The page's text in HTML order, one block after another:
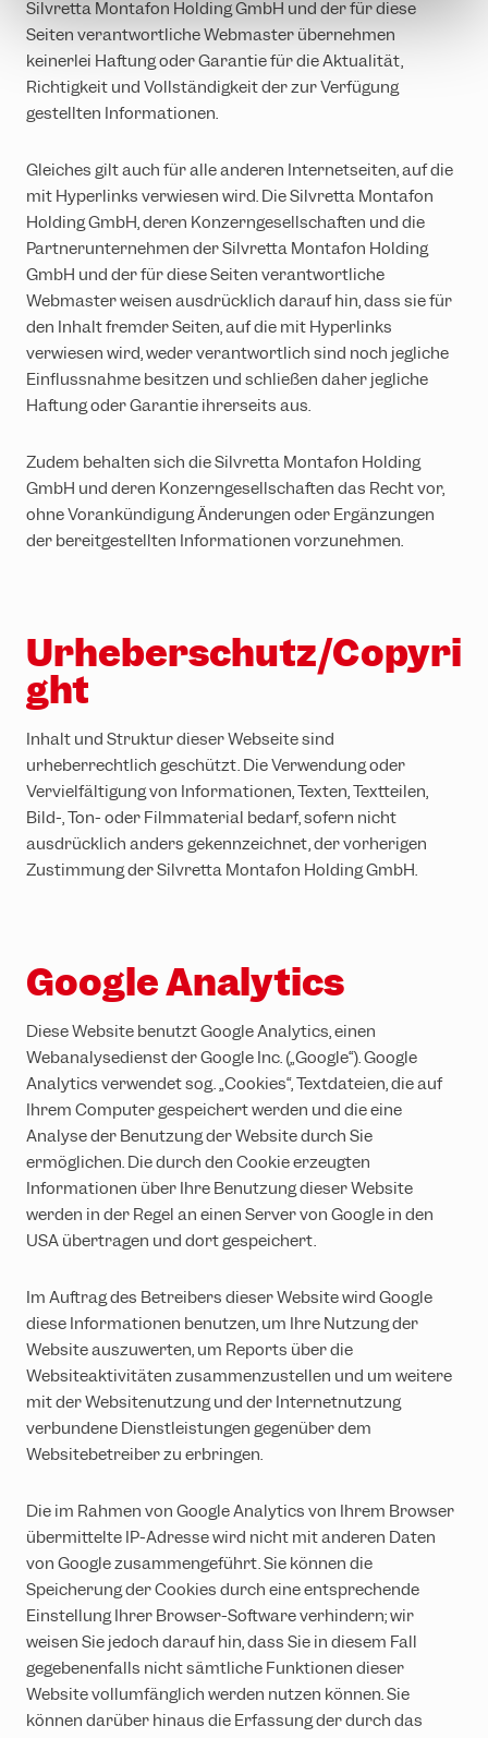
Silvretta Montafon Holding GmbH und der für diese
Seiten verantwortliche Webmaster übernehmen
keinerlei Haftung oder Garantie für die Aktualität,
Richtigkeit und Vollständigkeit der zur Verfügung
gestellten Informationen.
Gleiches gilt auch für alle anderen Internetseiten, auf die
mit Hyperlinks verwiesen wird. Die Silvretta Montafon
Holding GmbH, deren Konzerngesellschaften und die
Partnerunternehmen der Silvretta Montafon Holding
GmbH und der für diese Seiten verantwortliche
Webmaster weisen ausdrücklich darauf hin, dass sie für
den Inhalt fremder Seiten, auf die mit Hyperlinks
verwiesen wird, weder verantwortlich sind noch jegliche
Einflussnahme besitzen und schließen daher jegliche
Haftung oder Garantie ihrerseits aus.
Zudem behalten sich die Silvretta Montafon Holding
GmbH und deren Konzerngesellschaften das Recht vor,
ohne Vorankündigung Änderungen oder Ergänzungen
der bereitgestellten Informationen vorzunehmen.
Urheberschutz/Copyri
ght
Inhalt und Struktur dieser Webseite sind
urheberrechtlich geschützt. Die Verwendung oder
Vervielfältigung von Informationen, Texten, Textteilen,
Bild-, Ton- oder Filmmaterial bedarf, sofern nicht
ausdrücklich anders gekennzeichnet, der vorherigen
Zustimmung der Silvretta Montafon Holding GmbH.
Google Analytics
Diese Website benutzt Google Analytics, einen
Webanalysedienst der Google Inc. („Google“). Google
Analytics verwendet sog. „Cookies“, Textdateien, die auf
Ihrem Computer gespeichert werden und die eine
Analyse der Benutzung der Website durch Sie
ermöglichen. Die durch den Cookie erzeugten
Informationen über Ihre Benutzung dieser Website
werden in der Regel an einen Server von Google in den
USA übertragen und dort gespeichert.
Im Auftrag des Betreibers dieser Website wird Google
diese Informationen benutzen, um Ihre Nutzung der
Website auszuwerten, um Reports über die
Websiteaktivitäten zusammenzustellen und um weitere
mit der Websitenutzung und der Internetnutzung
verbundene Dienstleistungen gegenüber dem
Websitebetreiber zu erbringen.
Die im Rahmen von Google Analytics von Ihrem Browser
übermittelte IP-Adresse wird nicht mit anderen Daten
von Google zusammengeführt. Sie können die
Speicherung der Cookies durch eine entsprechende
Einstellung Ihrer Browser-Software verhindern; wir
weisen Sie jedoch darauf hin, dass Sie in diesem Fall
gegebenenfalls nicht sämtliche Funktionen dieser
Website vollumfänglich werden nutzen können. Sie
können darüber hinaus die Erfassung der durch das